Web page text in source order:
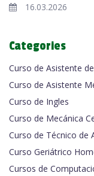
16.03.2026
Categories
Curso de Asistente
Curso de Asistente
Curso de Ingles
Curso de Mecánica
Curso de Técnico de
Curso Geriátrico
Cursos de